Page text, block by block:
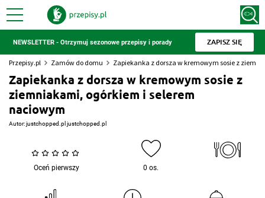
NEWSLETTER - Otrzymuj sezonowe przepisy i porady ZAPISZ SIĘ
Przepisy.pl Zamów do domu Zapiekanka z dorsza w kremowym sosie z
Zapiekanka z dorsza w kremowym sosie z
ziemniakami, ogórkiem i selerem
naciowym
Autor:justchopped.pl justchopped.pl
Oceń pierwszy 0 os.